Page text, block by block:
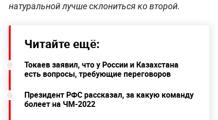
натуральной лучше склониться ко второй.
Читайте ещё:
Токаев заявил, что у России и Казахстана
есть вопросы, требующие переговоров
Президент РФС рассказал, за какую команду
болеет на ЧМ-2022